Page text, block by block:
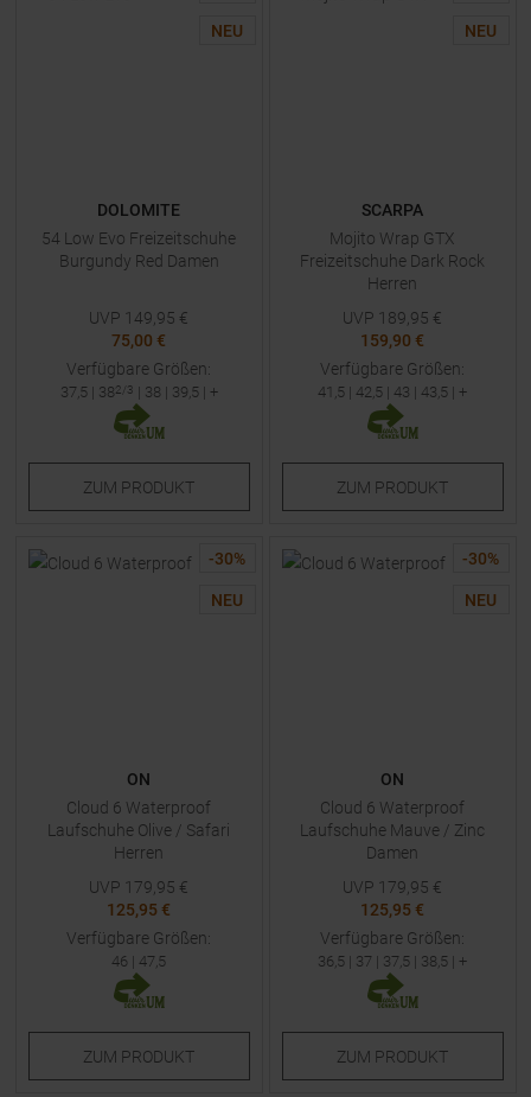
NEU
DOLOMITE
54 Low Evo Freizeitschuhe
Burgundy Red Damen
UVP 149,95 €
75,00 €
Verfügbare Größen:
37,5 | 38 2/3 | 38 | 39,5 | +
ZUM PRODUKT
NEU
SCARPA
Mojito Wrap GTX
Freizeitschuhe Dark Rock
Herren
UVP 189,95 €
159,90 €
Verfügbare Größen:
41,5 | 42,5 | 43 | 43,5 | +
ZUM PRODUKT
-30%
NEU
ON
Cloud 6 Waterproof
Laufschuhe Olive / Safari
Herren
UVP 179,95 €
125,95 €
Verfügbare Größen:
46 | 47,5
ZUM PRODUKT
-30%
NEU
ON
Cloud 6 Waterproof
Laufschuhe Mauve / Zinc
Damen
UVP 179,95 €
125,95 €
Verfügbare Größen:
36,5 | 37 | 37,5 | 38,5 | +
ZUM PRODUKT